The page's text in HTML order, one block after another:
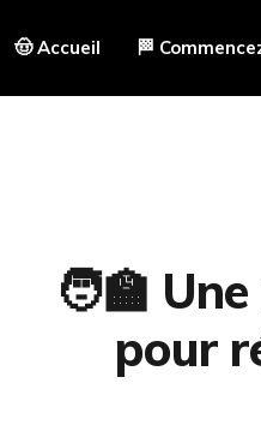
🤠 Accueil 🏁
🧑‍🏫
pour